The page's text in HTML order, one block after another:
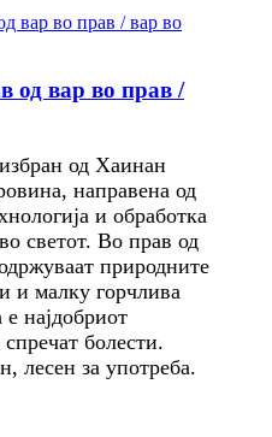
од вар во прав /
од Хаинан
направена од
и обработка
светот. Во прав од
природните
и малку горчлива
најдобриот
болести.
лесен за употреба.